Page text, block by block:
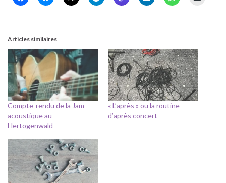
Articles similaires
Compte-rendu de la Jam
acoustique au
Hertogenwald
« L’après » ou la routine
d’après concert